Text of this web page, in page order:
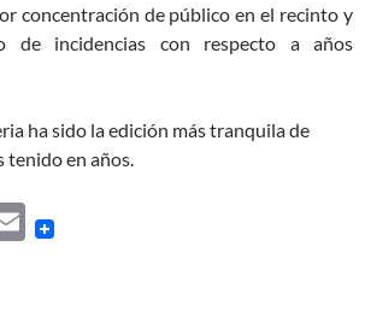
concentración de público en el recinto y
de incidencias con respecto a años
ha sido la edición más tranquila de
tenido en años.
E